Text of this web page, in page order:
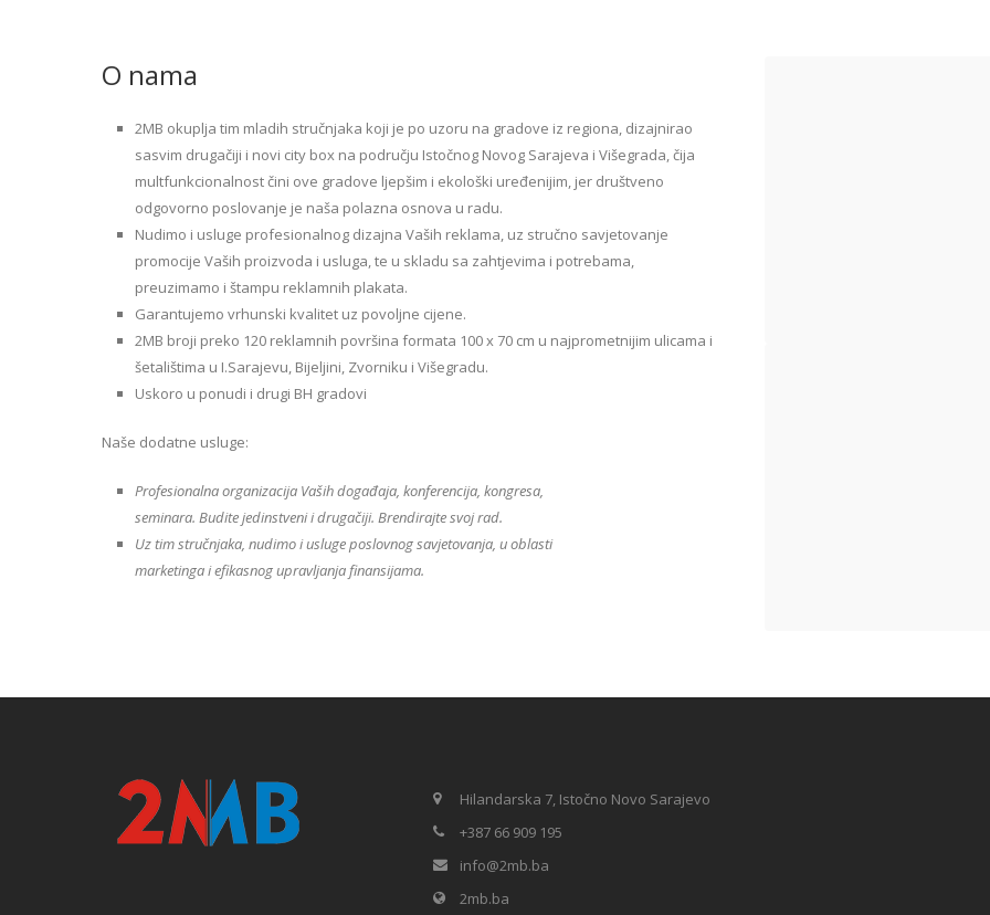
O nama
2MB okuplja tim mladih stručnjaka koji je po uzoru na gradove iz regiona, dizajnirao
sasvim drugačiji i novi city box na području Istočnog Novog Sarajeva i Višegrada, čija
multfunkcionalnost čini ove gradove ljepšim i ekološki uređenijim, jer društveno
odgovorno poslovanje je naša polazna osnova u radu.
Nudimo i usluge profesionalnog dizajna Vaših reklama, uz stručno savjetovanje
promocije Vaših proizvoda i usluga, te u skladu sa zahtjevima i potrebama,
preuzimamo i štampu reklamnih plakata.
Garantujemo vrhunski kvalitet uz povoljne cijene.
2MB broji preko 120 reklamnih površina formata 100 x 70 cm u najprometnijim ulicama i
šetalištima u I.Sarajevu, Bijeljini, Zvorniku i Višegradu.
Uskoro u ponudi i drugi BH gradovi
Naše dodatne usluge:
Profesionalna organizacija Vaših događaja, konferencija, kongresa,
seminara. Budite jedinstveni i drugačiji. Brendirajte svoj rad.
Uz tim stručnjaka, nudimo i usluge poslovnog savjetovanja, u oblasti
marketinga i efikasnog upravljanja finansijama.
Hilandarska 7, Istočno Novo Sarajevo
+387 66 909 195
info@2mb.ba
2mb.ba